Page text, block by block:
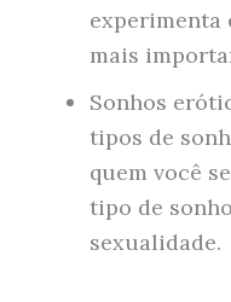
experimenta
mais
Sonhos
tipos de
quem você
tipo de
sexualidade.